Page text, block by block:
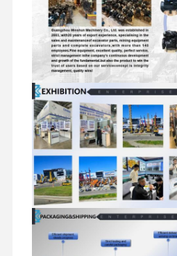
Mesin excavator
kit membangun kembali mesin
Pompa injeksi
Perakitan Turbocharger
Bagian Mesin Lainnya
Sistem Kontrol Elektronik
komponen listrik mesin
Sistem bahan bakar mesin
Suku Cadang Hidrolik Ekskavator